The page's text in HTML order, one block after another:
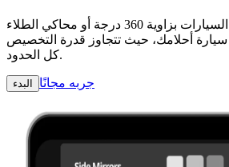
استخدم برنامج تصور السيارات بزاوية 360 درجة أو محاكي الطلاء
أحلامك، حيث تتجاوز قدرة التخصيص
كل الحدود.
البدء جربه مجانًا